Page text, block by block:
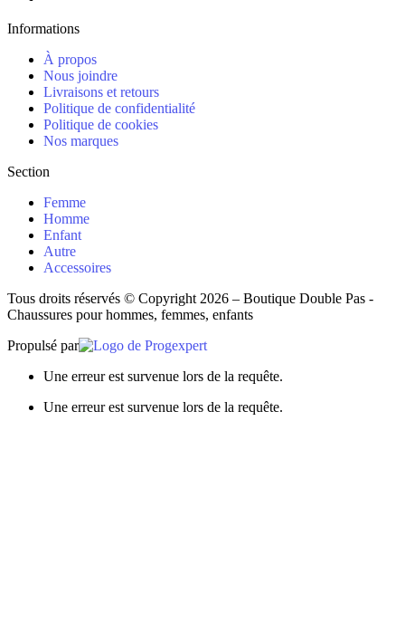
Informations
À propos
Nous joindre
Livraisons et retours
Politique de confidentialité
Politique de cookies
Nos marques
Section
Femme
Homme
Enfant
Autre
Accessoires
Tous droits réservés © Copyright 2026 – Boutique Double Pas -
Chaussures pour hommes, femmes, enfants
Propulsé par